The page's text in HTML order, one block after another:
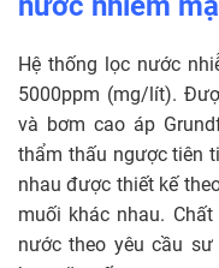
Hệ thống lọc nước
5000ppm (mg/lít).
và bơm cao áp
thẩm thấu ngược tiên
nhau được thiết kế
muối khác nhau.
nước theo yêu cầu